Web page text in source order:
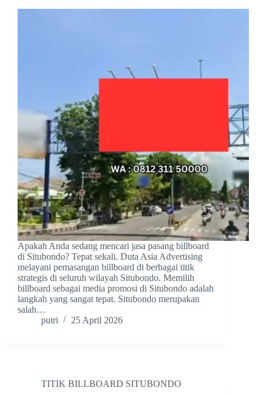
Apakah Anda sedang mencari jasa pasang billboard
di Situbondo? Tepat sekali. Duta Asia Advertising
melayani pemasangan billboard di berbagai titik
strategis di seluruh wilayah Situbondo. Memilih
billboard sebagai media promosi di Situbondo adalah
langkah yang sangat tepat. Situbondo merupakan
salah…
putri
25 April 2026
TITIK BILLBOARD SITUBONDO